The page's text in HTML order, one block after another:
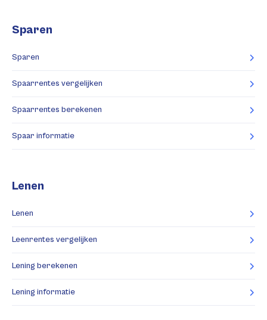
Sparen
Sparen
Spaarrentes vergelijken
Spaarrentes berekenen
Spaar informatie
Lenen
Lenen
Leenrentes vergelijken
Lening berekenen
Lening informatie